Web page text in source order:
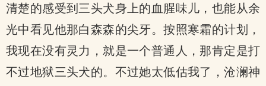
清楚的感受到三头犬身上的血腥味儿，也能从余
光中看见他那白森森的尖牙。按照寒霜的计划，
我现在没有灵力，就是一个普通人，那肯定是打
不过地狱三头犬的。不过她太低估我了，沧澜神